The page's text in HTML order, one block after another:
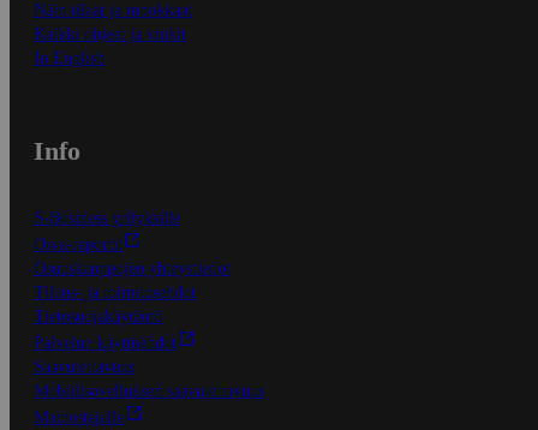
Näin tilaat ja muokkaat
Kaikki ohjeet ja vinkit
In English
Info
S-Business yrityksille
Oiva-raportit
Osuuskauppojen yhteystiedot
Tilaus- ja toimitusehdot
Tietosuojakäytäntö
Palvelun käyttöehdot
Saavutettavuus
Mobiilisovelluksen saavutettavuus
Mainostajalle